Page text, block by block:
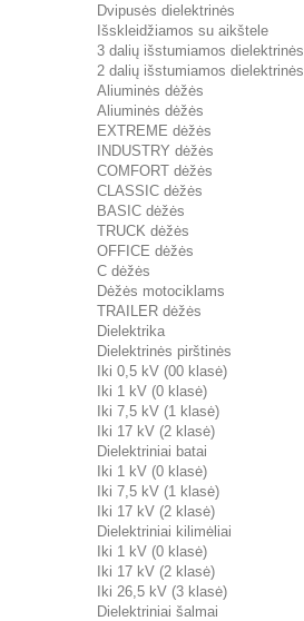
Dvipusės dielektrinės
Išskleidžiamos su aikštele
3 dalių išstumiamos dielektrinės
2 dalių išstumiamos dielektrinės
Aliuminės dėžės
Aliuminės dėžės
EXTREME dėžės
INDUSTRY dėžės
COMFORT dėžės
CLASSIC dėžės
BASIC dėžės
TRUCK dėžės
OFFICE dėžės
C dėžės
Dėžės motociklams
TRAILER dėžės
Dielektrika
Dielektrinės pirštinės
Iki 0,5 kV (00 klasė)
Iki 1 kV (0 klasė)
Iki 7,5 kV (1 klasė)
Iki 17 kV (2 klasė)
Dielektriniai batai
Iki 1 kV (0 klasė)
Iki 7,5 kV (1 klasė)
Iki 17 kV (2 klasė)
Dielektriniai kilimėliai
Iki 1 kV (0 klasė)
Iki 17 kV (2 klasė)
Iki 26,5 kV (3 klasė)
Dielektriniai šalmai